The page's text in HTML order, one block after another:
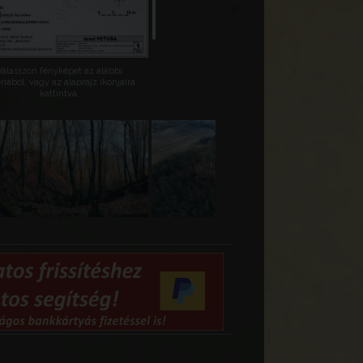
fényképet az alábbi
vagy az alaprajz ikonjaira
kattintva.